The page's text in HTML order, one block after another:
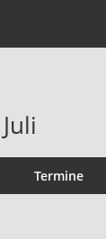
Termine